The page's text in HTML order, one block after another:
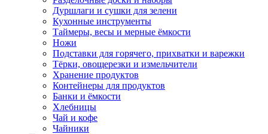
Дуршлаги и сушки для зелени
Кухонные инструменты
Таймеры, весы и мерные ёмкости
Ножи
Подставки для горячего, прихватки и варежки
Тёрки, овощерезки и измельчители
Хранение продуктов
Контейнеры для продуктов
Банки и ёмкости
Хлебницы
Чай и кофе
Чайники